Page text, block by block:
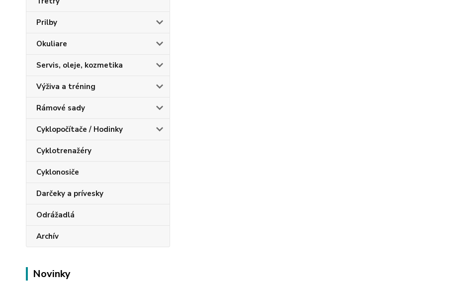
Prilby
Okuliare
Servis, oleje, kozmetika
Výživa a tréning
Rámové sady
Cyklopočítače / Hodinky
Cyklotrenažéry
Cyklonosiče
Darčeky a prívesky
Odrážadlá
Archív
Novinky